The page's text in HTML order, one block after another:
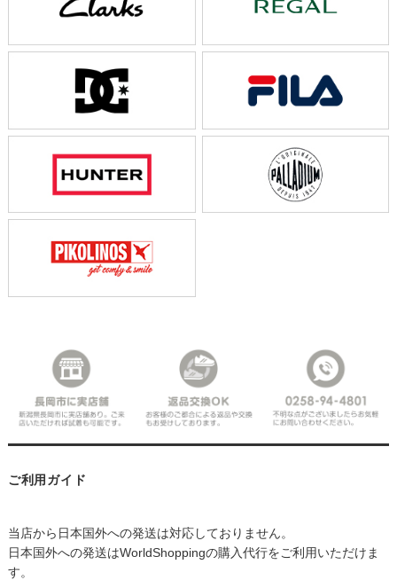
ご利用ガイド
当店から日本国外への発送は対応しておりません。
日本国外への発送はWorldShoppingの購入代行をご利用いただけま
す。